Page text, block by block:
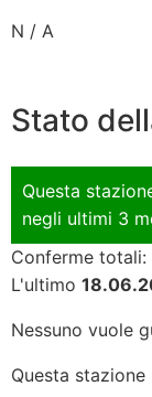
N / A
Stato
Questa
negli ultimi 3
Conferme totali:
L'ultimo
Nessuno vuole
Questa